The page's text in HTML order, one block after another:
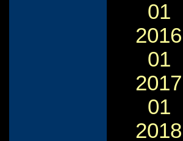
01
2016
01
2017
01
2018